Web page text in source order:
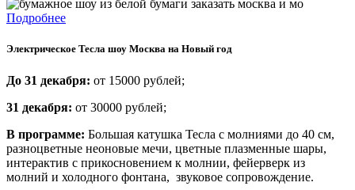
Подробнее
Электрическое Тесла шоу Москва на Новый год
До 31 декабря: от 15000 рублей;
31 декабря: от 30000 рублей;
В программе: Большая катушка Тесла с молниями до 40 см,
разноцветные неоновые мечи, цветные плазменные шары,
интерактив с прикосновением к молнии, фейерверк из
молний и холодного фонтана, звуковое сопровождение.